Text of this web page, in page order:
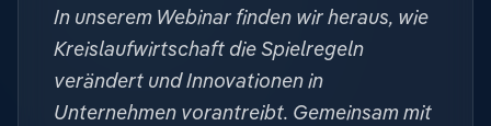
In unserem Webinar finden wir heraus, wie
Kreislaufwirtschaft die Spielregeln
verändert und Innovationen in
Unternehmen vorantreibt. Gemeinsam mit